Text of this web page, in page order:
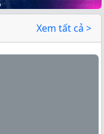
Xem tất cả >